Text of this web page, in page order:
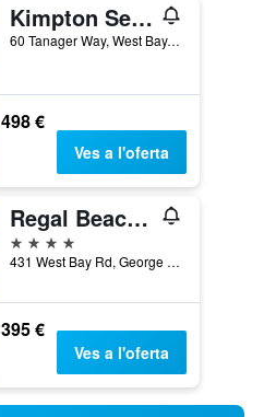
Kimpton Seafire Resort + Spa By IHG
60 Tanager Way, West Bay, Illes Caiman
498 €
Ves a l'oferta
Regal Beach Club
4 estrelles
431 West Bay Rd, George Town, Illes Caiman
395 €
Ves a l'oferta